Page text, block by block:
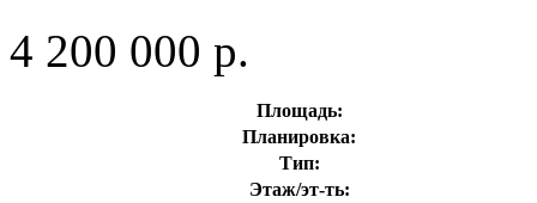
4 200 000 р.
Площадь:
Планировка:
Тип:
Этаж/эт-ть: